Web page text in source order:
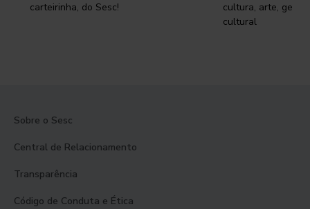
carteirinha, do Sesc!
cultura, arte,
cultural
Sobre o Sesc
Central de Relacionamento
Transparência
Código de Conduta e Ética